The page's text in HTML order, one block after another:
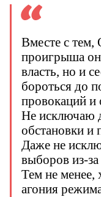
Вместе с тем,
проигрыша он
власть, но и
бороться до
провокаций
Не исключаю
обстановки и
Даже не
выборов из-
Тем не менее,
агония